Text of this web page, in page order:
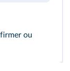
ou